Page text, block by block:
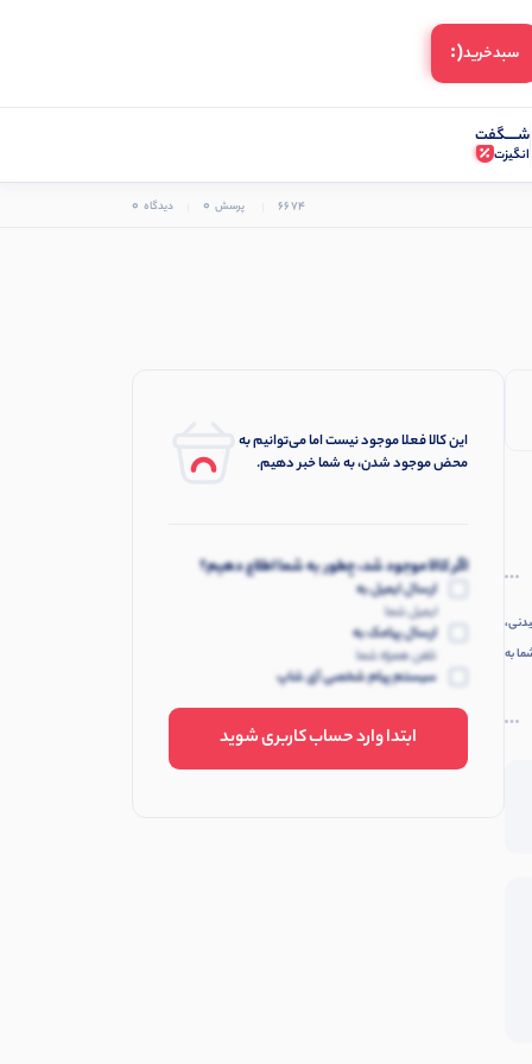
سبد‌خرید(:
شـــــگفت
انگیزت
6674 پرسش 0 دیدگاه 0
به
این کالا فعلا موجود نیست اما می‌توانیم به
محض موجود شدن، به شما خبر دهیم.
اگر کالا موجود شد، چطور به شما اطلاع دهیم؟
ارسال ایمیل به
ایمیل شما
ارسال پیامک به
تلفن همراه شما
سیستم پیام شخصی آی شاپ
ابتدا وارد حساب کاربری شوید